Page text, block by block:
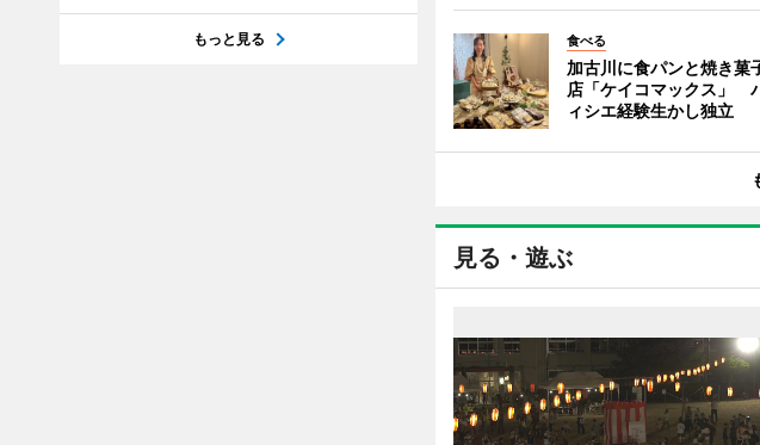
食べる
加古川に食パンと焼き菓
店「ケイコマックス」
ィシエ経験生かし独立
見る・遊ぶ
もっと見る